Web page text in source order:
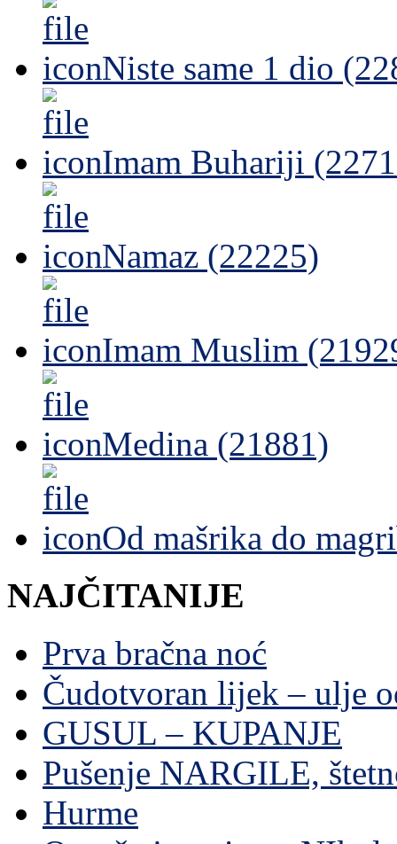
Niste same 1 dio
Imam Buhariji
Namaz (22225)
Imam Muslim
Medina (21881)
Od mašrika do
NAJČITANIJE
Prva bračna noć
Čudotvoran lijek – ulje
GUSUL – KUPANJE
Pušenje NARGILE,
Hurme